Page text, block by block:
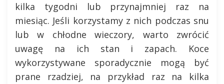
kilka tygodni lub przynajmniej raz na
miesiąc. Jeśli korzystamy z nich podczas snu
lub w chłodne wieczory, warto zwrócić
uwagę na ich stan i zapach. Koce
wykorzystywane sporadycznie mogą być
prane rzadziej, na przykład raz na kilka